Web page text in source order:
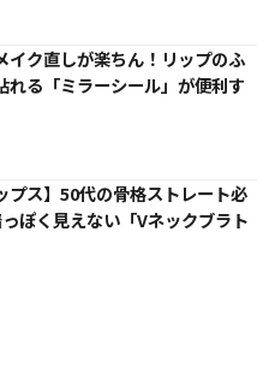
イク直しが楽ちん！リップのふ
れる「ミラーシール」が便利す
プス】50代の骨格ストレート必
ぽく見えない「Vネックブラト